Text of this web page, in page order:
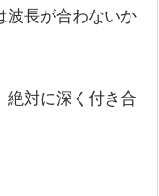
波長が合わないか
絶対に深く付き合